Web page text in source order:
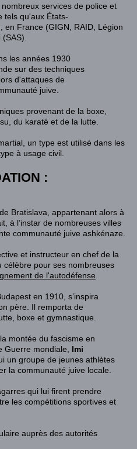
services de police et
tels qu'aux États-
en France (GIGN RAID Légion
(SAS)
les années 1930
sur des techniques
d'attaques de
juive.
provenant de la boxe
, du karaté et de la lutte
, un type est utilisé dans les
à usage civil
:
Bratislava , appartenant alors à
à l’instar de nombreuses villes
communauté juive ashkénaze
et instructeur en chef de la
célèbre pour ses nombreuses
de l'autodéfense
en 1910 , s’inspira
père. Il remporta de
boxe et gymnastique
la montée du fascisme en
Guerre mondiale
Imi
un groupe de jeunes athlètes
la communauté juive locale
qui lui firent prendre
les compétitions sportives et
auprès des autorités